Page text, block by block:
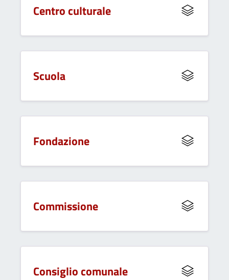
Centro culturale
Scuola
Fondazione
Commissione
Consiglio comunale